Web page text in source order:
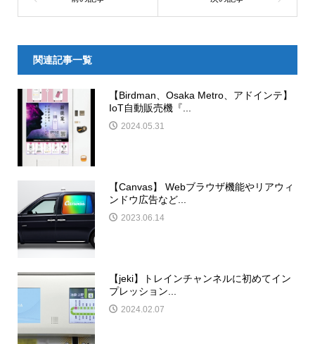
関連記事一覧
【Birdman、Osaka Metro、アドインテ】
IoT自動販売機『...
2024.05.31
【Canvas】 Webブラウザ機能やリアウィ
ンドウ広告など...
2023.06.14
【jeki】トレインチャンネルに初めてイン
プレッション...
2024.02.07